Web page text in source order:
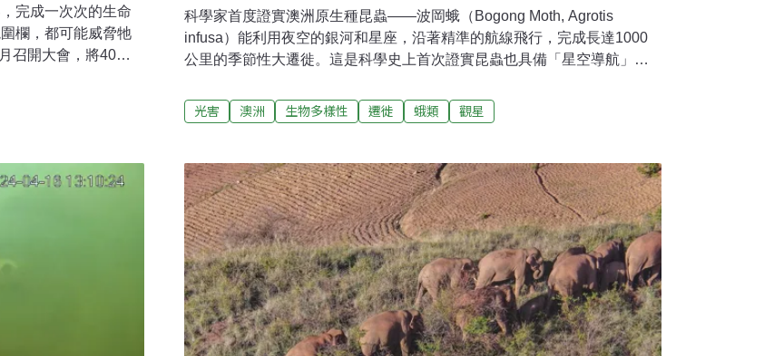
完成一次次的生命
欄，都可能威脅牠
召開大會，將40種
保護傘之下，急需
第15屆締約方大會
Sphyrna
鬣狗（Hyaena
科學家首度證實澳洲原生種昆蟲——波岡蛾（Bogong Moth, Agrotis
infusa）能利用夜空的銀河和星座，沿著精準的航線飛行，完成長達1000
公里的季節性大遷徙。這是科學史上首次證實昆蟲也具備「星空導航」的
諾福克島（Norfolk Island）。每年春季，數億隻波岡蛾從澳洲東南部的繁
殖地出發，飛往澳洲阿爾卑斯山（Australian Alps）。牠們在涼爽、陰暗的
新一代波岡蛾會和祖先一樣，隔年春天展開遷徙壯舉。令人不解的是，波
岡蛾如何判斷遷徙的方向？怎麼確定目的地？每一代的蛾，又是如何知道
祖先飛行的路徑呢？瑞典隆德大學（Lund University）、澳洲國立大學
（ANU）、南澳大學（UniSA）與國際機構組成團隊，近日在《自然》
（Nature）
光害 澳洲 生物多樣性 遷徙 蛾類 觀星